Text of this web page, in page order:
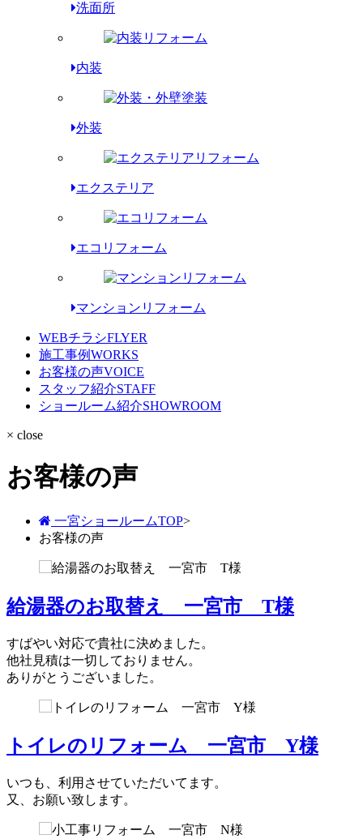
洗面所
内装
外装
エクステリア
エコリフォーム
マンションリフォーム
WEBチラシFLYER
施工事例WORKS
お客様の声VOICE
スタッフ紹介STAFF
ショールーム紹介SHOWROOM
× close
お客様の声
一宮ショールームTOP>
お客様の声
給湯器のお取替え 一宮市 T様
すばやい対応で貴社に決めました。
他社見積は一切しておりません。
ありがとうございました。
トイレのリフォーム 一宮市 Y様
いつも、利用させていただいてます。
又、お願い致します。